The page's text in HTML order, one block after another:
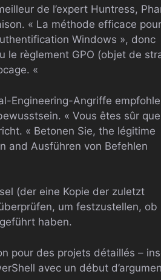
de l’expert Huntress,
« La méthode efficace pour
Windows », donc
le règlement GPO (objet de
«
Engineering-Angriffe
« Vous êtes sûr
« Betonen Sie, the légitime
and Ausführen von Befehlen
(der eine Kopie der zuletzt
um festzustellen, ob
haben.
pour des projets détaillés –
avec un début